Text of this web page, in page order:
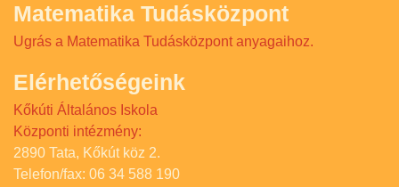
Matematika Tudásközpont
Ugrás a Matematika Tudásközpont anyagaihoz.
Elérhetőségeink
Kőkúti Általános Iskola
Központi intézmény:
2890 Tata, Kőkút köz 2.
Telefon/fax: 06 34 588 190